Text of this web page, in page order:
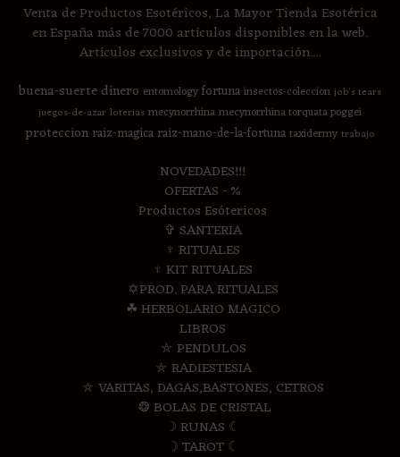
Venta de Productos Esotéricos, La Mayor Tienda Esotérica
en España más de 7000 artículos disponibles en la web.
Artículos exclusivos y de importación....
buena-suertedinero entomologyfortunainsectos-coleccion job's tears
juegos-de-azar loterias mecynorrhinamecynorrhina torquata poggei
proteccion raiz-magica raiz-mano-de-la-fortunataxidermy trabajo
NOVEDADES!!!
OFERTAS - %
Productos Esótericos
✞ SANTERIA
♆ RITUALES
♆ KIT RITUALES
✡PROD. PARA RITUALES
☘ HERBOLARIO MAGICO
LIBROS
⛤ PENDULOS
⛤ RADIESTESIA
⛤ VARITAS, DAGAS,BASTONES, CETROS
❂ BOLAS DE CRISTAL
☽ RUNAS ☾
☽ TAROT ☾